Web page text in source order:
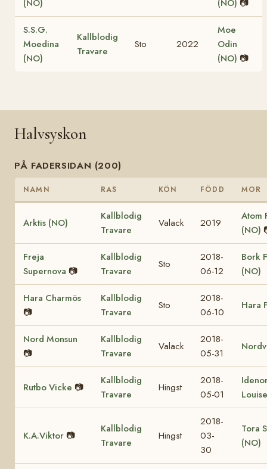
(NO) (NO) 📷
S.S.G.
Moedina
(NO)
Kallblodig
Travare
Sto 2022
Moe
Odin
(NO) 📷
Halvsyskon
PÅ FADERSIDAN (200)
NAMN RAS KÖN FÖDD MOR
Arktis (NO)
Kallblodig
Travare
Valack 2019
Atom
(NO)
Freja
Supernova 📷
Kallblodig
Travare
Sto
2018-
06-12
Bork
(NO)
Hara Charmös
📷
Kallblodig
Travare
Sto
2018-
06-10
Hara
Nord Monsun
📷
Kallblodig
Travare
Valack
2018-
05-31
Rutbo Vicke 📷
Kallblodig
Travare
Hingst
2018-
05-01
Louise
K.A.Viktor 📷
Kallblodig
Travare
Hingst
2018-
03-
30
Tora
(NO)